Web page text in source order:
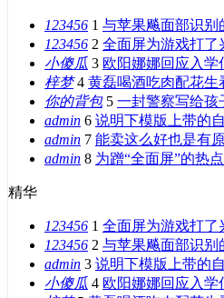
123456 1 与苹果飚面部识别
123456 2 全面屏为游戏打了
小傻瓜 3 欧阳娜娜回应入学
梓梦 4 黄磊喝酒吃肉配花生
你的背包 5 一封警察写给孩
admin 6 说明下模版上带的
admin 7 能卖这么好也是有原
admin 8 为蹭“全面屏”的热
精华
123456 1 全面屏为游戏打了
123456 2 与苹果飚面部识别
admin 3 说明下模版上带的
小傻瓜 4 欧阳娜娜回应入学